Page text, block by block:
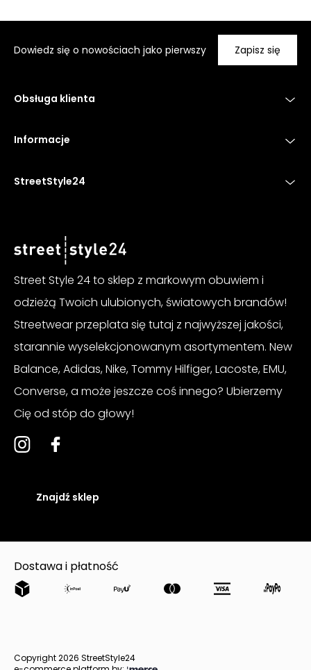
Dowiedz się o nowościach jako pierwszy Zapisz się
Obsługa klienta
Informacje
StreetStyle24
Street Style 24 to sklep z markowym obuwiem i
odzieżą Twoich ulubionych, światowych brandów!
Streetwear przeplata się tutaj z najwyższej jakości,
starannie wyselekcjonowanym asortymentem. New
Balance, Adidas, Nike, Tommy Hilfiger, Lacoste, EMU,
Converse, a może jeszcze coś innego? Ubierzemy
Cię od stóp do głowy!
Znajdź sklep
Dostawa i płatność
Copyright 2026 StreetStyle24